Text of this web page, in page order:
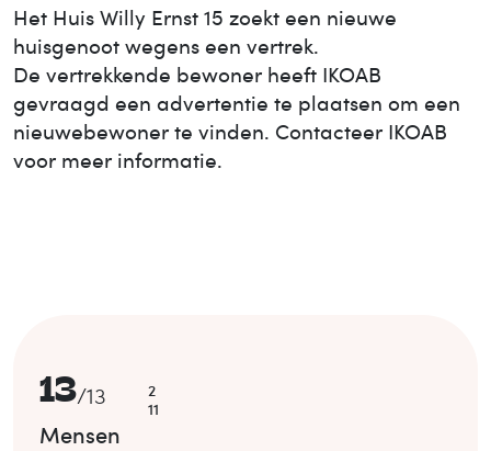
Het HuisWilly Ernst 15 zoekt een nieuwe
huisgenoot wegens een vertrek.
De vertrekkende bewoner heeft IKOAB
gevraagd een advertentie te plaatsen om een
nieuwebewoner te vinden. Contacteer IKOAB
voor meer informatie.
13/13
2
11
Mensen